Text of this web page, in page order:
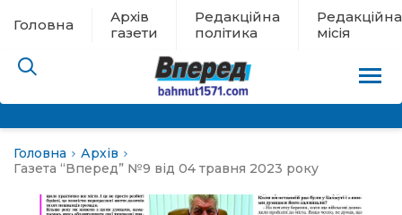
Головна
Архів
газети
Редакційна
політика
Редакційна
місія
Головна
Архів
Газета “Вперед” №9 від 04 травня 2023 року